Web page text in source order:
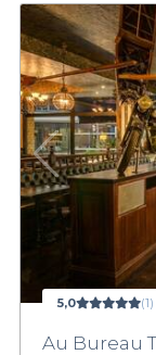
5,0 (1)
Au Bureau